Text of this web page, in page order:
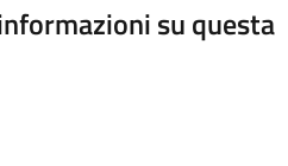
su questa